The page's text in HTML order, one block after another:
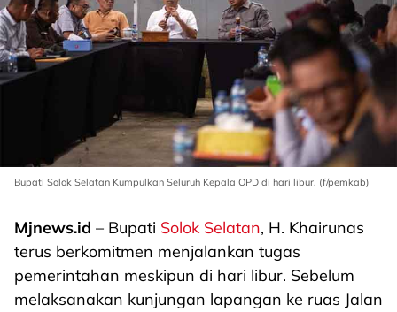
Bupati Solok Selatan Kumpulkan Seluruh Kepala OPD di hari libur. (f/pemkab)
Mjnews.id – Bupati Solok Selatan, H. Khairunas
terus berkomitmen menjalankan tugas
pemerintahan meskipun di hari libur. Sebelum
melaksanakan kunjungan lapangan ke ruas Jalan